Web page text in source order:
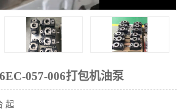
057-006打包机油泵
起